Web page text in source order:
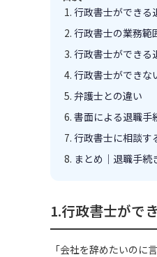
行政書士ができる
行政書士の業務範
行政書士ができる
行政書士ができな
弁護士との違い
書面による退職手
行政書士に相談す
まとめ｜退職手続
1.行政書士がで
「会社を辞めたいのに